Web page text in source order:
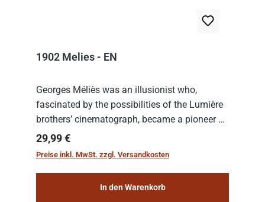
1902 Melies - EN
Georges Méliès was an illusionist who,
fascinated by the possibilities of the Lumière
brothers’ cinematograph, became a pioneer of
cinema. In 1902, he filmed his most famous
work: “Le Voyage dans la Lune” (“A Trip to...
Regulärer Preis:
29,99 €
Preise inkl. MwSt. zzgl. Versandkosten
In den Warenkorb